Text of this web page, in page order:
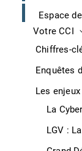
Espace
Votre CCI
Chiffres-
Enquêtes
Les
La
LGV :
Délai
72 heures
DUREE :
5 jours (35